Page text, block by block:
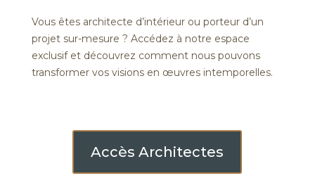
Vous êtes architecte d’intérieur ou porteur d’un
projet sur-mesure ? Accédez à notre espace
exclusif et découvrez comment nous pouvons
transformer vos visions en œuvres intemporelles.
Accès Architectes